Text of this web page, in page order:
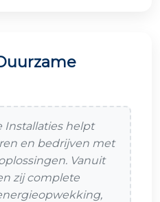
Installaties helpt
en bedrijven met
Vanuit
zij complete